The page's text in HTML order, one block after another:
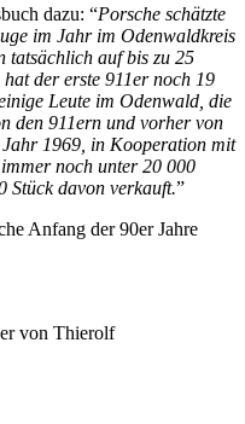
dazu: “Porsche schätzte
im Jahr im Odenwaldkreis
tatsächlich auf bis zu 25
der erste 911er noch 19
Leute im Odenwald, die
den 911ern und vorher von
1969, in Kooperation mit
noch unter 20 000
Stück davon verkauft.”
Anfang der 90er Jahre
von Thierolf